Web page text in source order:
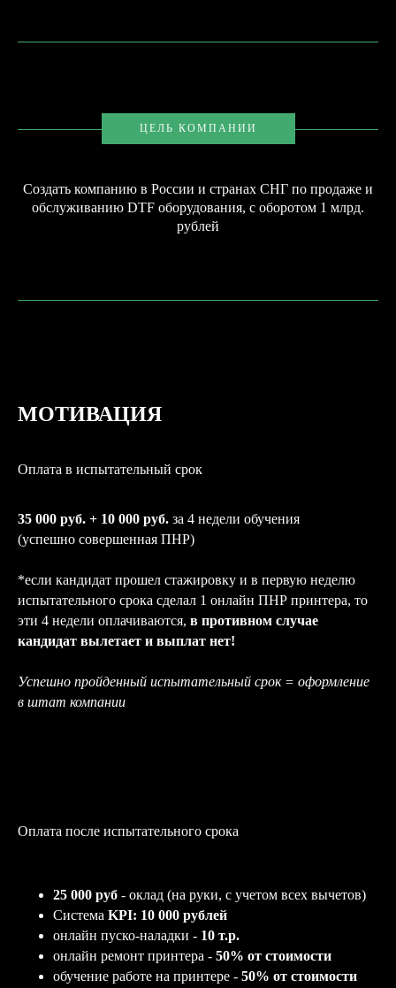
ЦЕЛЬ КОМПАНИИ
Создать компанию в России и странах СНГ по продаже и
обслуживанию DTF оборудования, с оборотом 1 млрд.
рублей
МОТИВАЦИЯ
Оплата в испытательный срок
35 000 руб. + 10 000 руб. за 4 недели обучения
(успешно совершенная ПНР)
*если кандидат прошел стажировку и в первую неделю
испытательного срока сделал 1 онлайн ПНР принтера, то
эти 4 недели оплачиваются, в противном случае
кандидат вылетает и выплат нет!
Успешно пройденный испытательный срок = оформление
в штат компании
Оплата после испытательного срока
25 000 руб - оклад (на руки, c учетом всех вычетов)
Система KPI: 10 000 рублей
онлайн пуско-наладки - 10 т.р.
онлайн ремонт принтера - 50% от стоимости
обучение работе на принтере - 50% от стоимости